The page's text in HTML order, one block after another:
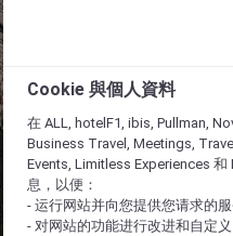
Cookie 與個人資料
在 ALL, hotelF1, ibis, Pullman,
Business Travel, Meetings,
Events, Limitless Experiences 和
息，以便：
- 运行网站并向您提供您请求的
- 对网站的功能进行改进和自定义